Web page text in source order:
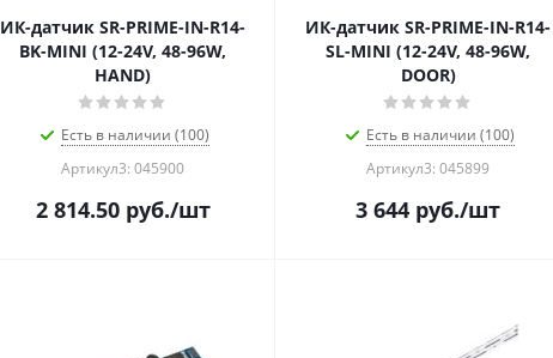
ИК-датчик SR-PRIME-IN-R14-
BK-MINI (12-24V, 48-96W,
HAND)
Есть в наличии (100)
Артикул3: 045900
2 814.50руб./шт
ИК-датчик SR-PRIME-IN-R14-
SL-MINI (12-24V, 48-96W,
DOOR)
Есть в наличии (100)
Артикул3: 045899
3 644 руб./шт